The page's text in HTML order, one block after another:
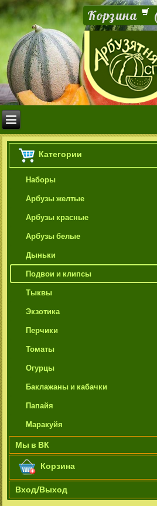
Корзина
Категории
Наборы
Арбузы желтые
Арбузы красные
Арбузы белые
Дыньки
Подвои и клипсы
Тыквы
Экзотика
Перчики
Томаты
Огурцы
Баклажаны и кабачки
Папайя
Маракуйя
Мы в ВК
Корзина
Вход/Выход